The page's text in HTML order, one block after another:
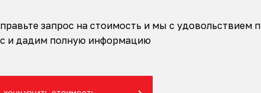
запрос на стоимость и мы с удовольствием
и дадим полную информацию